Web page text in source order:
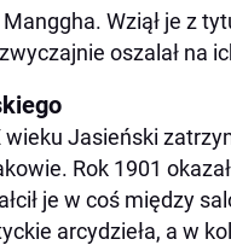
Wziął je z
oszalał na
Jasieński
Rok 1901
je w coś między
arcydzieła, a w